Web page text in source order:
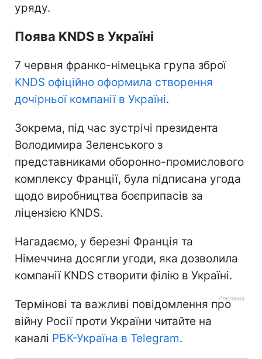
уряду.
Поява KNDS в Україні
7 червня франко-німецька група зброї
KNDS офіційно оформила створення
дочірньої компанії в Україні.
Зокрема, під час зустрічі президента
Володимира Зеленського з
представниками оборонно-промислового
комплексу Франції, була підписана угода
щодо виробництва боєприпасів за
ліцензією KNDS.
Нагадаємо, у березні Франція та
Німеччина досягли угоди, яка дозволила
компанії KNDS створити філію в Україні.
Термінові та важливі повідомлення про
війну Росії проти України читайте на
каналі РБК-Україна в Telegram.